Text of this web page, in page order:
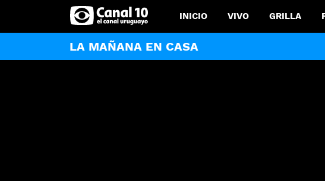
INICIO VIVO GRILLA
LA MAÑANA EN CASA